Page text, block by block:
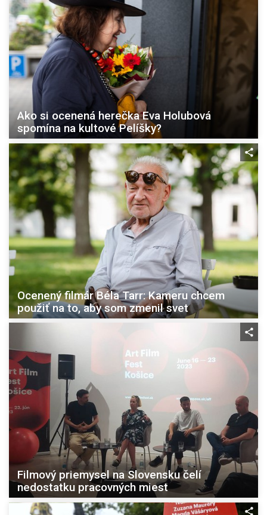
Ako si ocenená herečka Eva Holubová
spomína na kultové Pelíšky?
Ocenený filmár Béla Tarr: Kameru chcem
použiť na to, aby som zmenil svet
Filmový priemysel na Slovensku čelí
nedostatku pracovných miest